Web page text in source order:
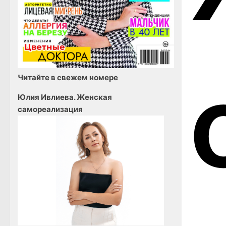
Читайте в свежем номере
Юлия Ивлиева. Женская
самореализация